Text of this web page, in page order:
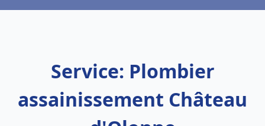
Service: Plombier
assainissement Château